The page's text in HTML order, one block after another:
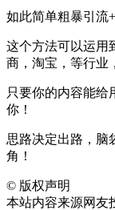
如此简单粗暴引流
这个方法可以运用
商，淘宝，等行业
只要你的内容能给
你！
思路决定出路，脑
角！
© 版权声明
本站内容来源网友